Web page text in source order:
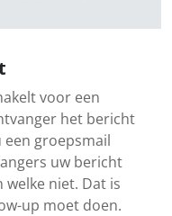
voor een
het bericht
een groepsmail
uw bericht
niet. Dat is
up moet doen.